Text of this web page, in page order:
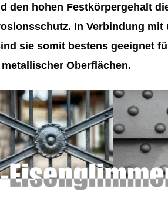
den hohen Festkörpergehalt
In Verbindung mit
sie somit bestens geeignet
Oberflächen.